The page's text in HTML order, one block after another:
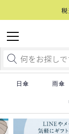
日傘 雨傘